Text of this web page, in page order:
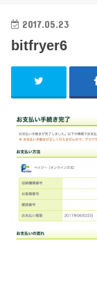
2017.05.23
bitfryer6